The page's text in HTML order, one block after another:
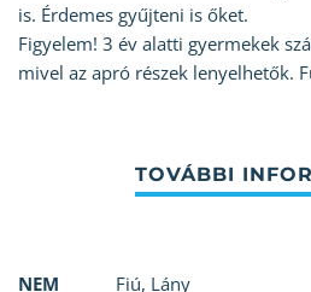
is. Érdemes gyűjteni is őket.
Figyelem! 3 év alatti gyermekek
mivel az apró részek lenyelhetők.
NEM Fiú, Lány